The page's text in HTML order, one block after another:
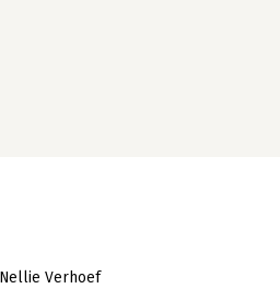
Nellie Verhoef